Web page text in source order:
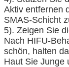
Aktiv entfernen
SMAS-Schicht
5). Zeigen Sie
Nach HIFU-
schön, halten
Haut Sie Junge